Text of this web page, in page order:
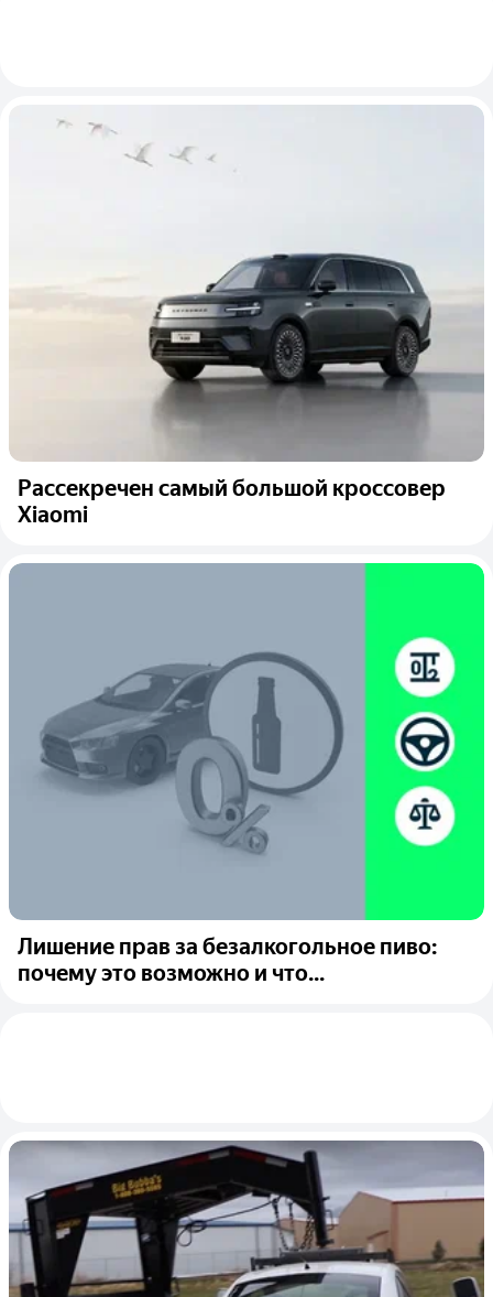
Рассекречен самый большой кроссовер
Xiaomi
Лишение прав за безалкогольное пиво:
почему это возможно и что...